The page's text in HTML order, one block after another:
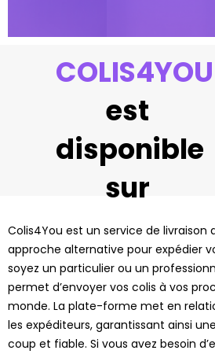
COLIS4YOU
est
disponible
sur
Colis4You est un service de livraison
approche alternative pour expédier
soyez un particulier ou un
permet d’envoyer vos colis à vos
monde. La plate-forme met en
les expéditeurs, garantissant ainsi
coup et fiable. Si vous avez besoin